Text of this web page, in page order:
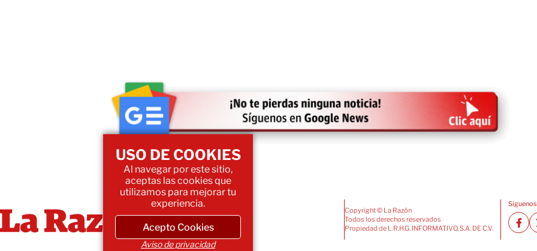
Copyright © La Razón
Todos los derechos reservados
Propiedad de L.R.H.G. INFORMATIVO, S.A. DE C.V.
USO DE COOKIES
Al navegar por este sitio,
aceptas las cookies que
utilizamos para mejorar tu
experiencia.
Acepto Cookies
Aviso de privacidad